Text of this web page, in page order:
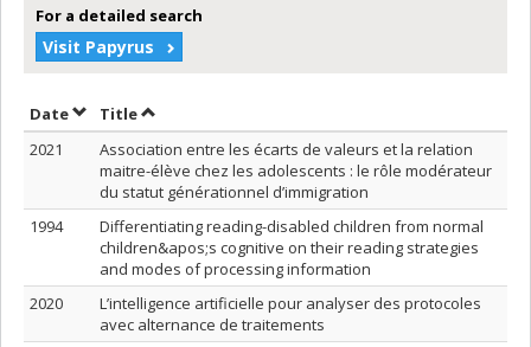
For a detailed search
Visit Papyrus
DateSort by date in ascending order
TitleSort by title in ascending order
2021
Association entre les écarts de valeurs et la relation
maitre-élève chez les adolescents : le rôle modérateur
du statut générationnel d’immigration
1994
Differentiating reading-disabled children from normal
children&apos;s cognitive on their reading strategies
and modes of processing information
2020
L’intelligence artificielle pour analyser des protocoles
avec alternance de traitements